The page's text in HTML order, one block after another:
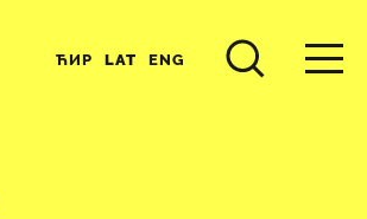
ЋИР LAT ENG